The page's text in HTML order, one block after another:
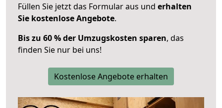
Füllen Sie jetzt das Formular aus und erhalten
Sie kostenlose Angebote.
Bis zu 60 % der Umzugskosten sparen, das
finden Sie nur bei uns!
Kostenlose Angebote erhalten